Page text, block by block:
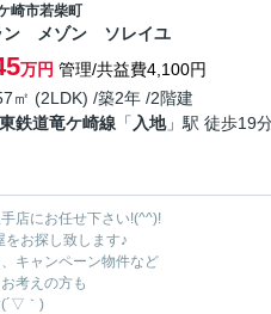
崎市若柴町
ン メゾン ソレイユ
万円 管理/共益費4,100円
㎡ (2LDK) /築2年 /2階建
鉄道竜ケ崎線 「 入地」駅 徒歩19
店にお任せ下さい!(^^)!
お探し致します♪
キャンペーン物件など
考えの方も
(´▽｀)